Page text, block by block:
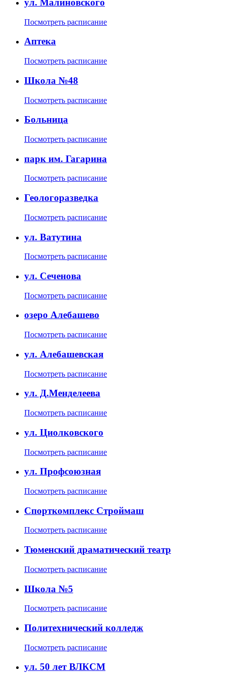
ул. Малиновского
Посмотреть расписание
Аптека
Посмотреть расписание
Школа №48
Посмотреть расписание
Больница
Посмотреть расписание
парк им. Гагарина
Посмотреть расписание
Геологоразведка
Посмотреть расписание
ул. Ватутина
Посмотреть расписание
ул. Сеченова
Посмотреть расписание
озеро Алебашево
Посмотреть расписание
ул. Алебашевская
Посмотреть расписание
ул. Д.Менделеева
Посмотреть расписание
ул. Циолковского
Посмотреть расписание
ул. Профсоюзная
Посмотреть расписание
Спорткомплекс Строймаш
Посмотреть расписание
Тюменский драматический театр
Посмотреть расписание
Школа №5
Посмотреть расписание
Политехнический колледж
Посмотреть расписание
ул. 50 лет ВЛКСМ